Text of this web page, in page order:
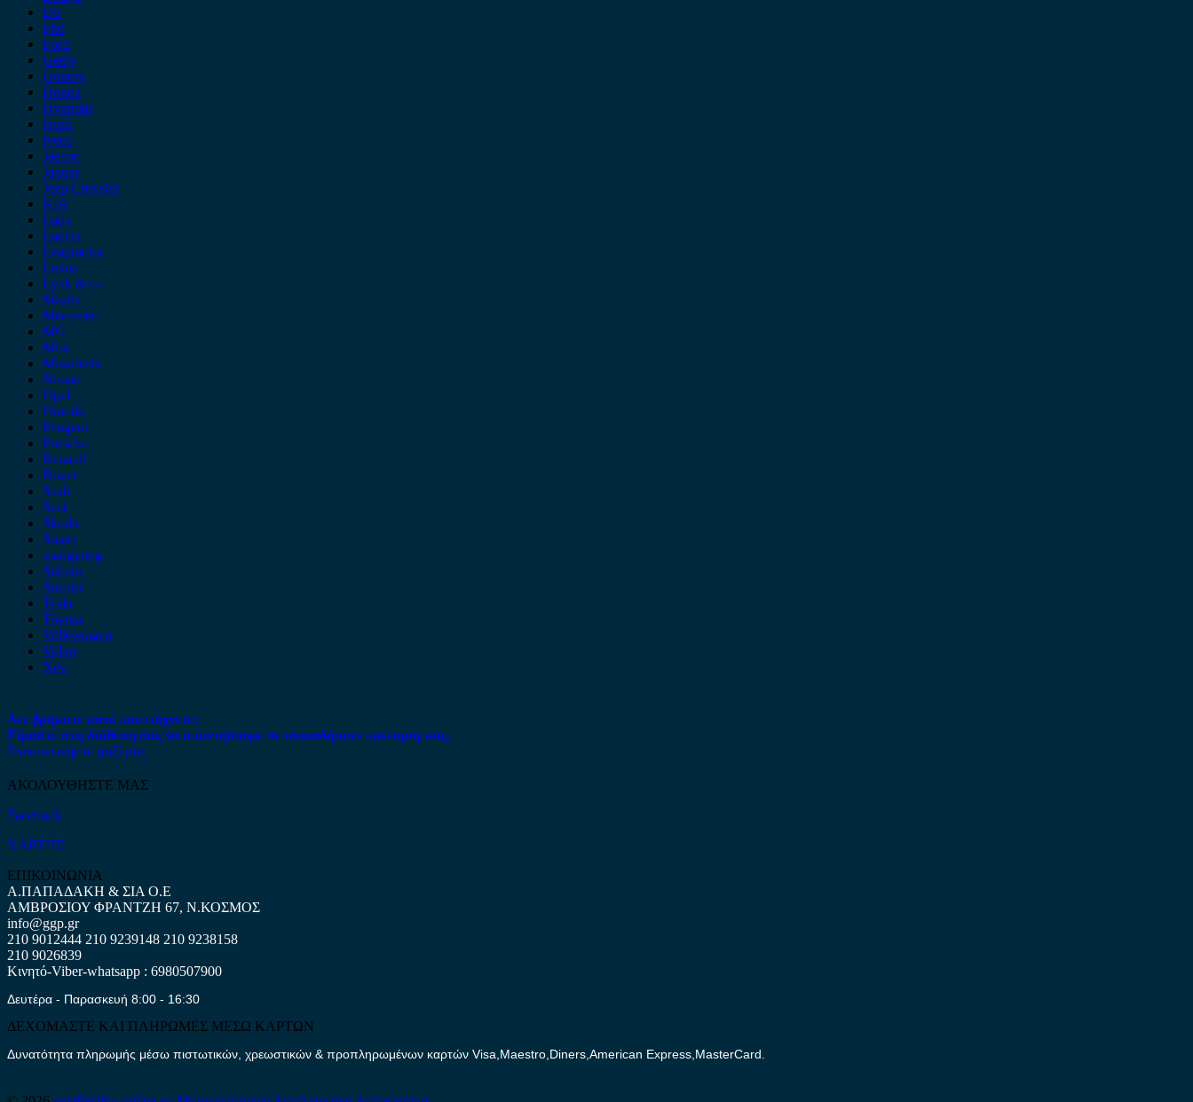
DS
Fiat
Ford
Geely
Gonow
Honda
Hyundai
Isuzu
iveco
Jaecoo
Jaguar
Jeep Chrysler
KIA
Lada
Lancia
Leapmotor
Lexus
Lynk & co
Mazda
Mercedes
MG
Mini
Mitsubishi
Nissan
Opel
Omoda
Peugeot
Porsche
Renault
Rover
Saab
Seat
Skoda
Smart
ssangyong
Subaru
Suzuki
Tesla
Toyota
Volkswagen
Volvo
Xev
Δεν βρήκατε αυτό που ψάχνετε;
Είμαστε στη διάθεση σας να απαντήσουμε σε οποιαδήποτε ερώτηση σας.
Επικοινωνήστε μαζί μας
ΑΚΟΛΟΥΘΗΣΤΕ ΜΑΣ
Facebook
ΧΑΡΤΗΣ
ΕΠΙΚΟΙΝΩΝΙΑ
Α.ΠΑΠΑΔΑΚΗ & ΣΙΑ Ο.Ε
ΑΜΒΡΟΣΙΟΥ ΦΡΑΝΤΖΗ 67, Ν.ΚΟΣΜΟΣ
info@ggp.gr
210 9012444 210 9239148 210 9238158
210 9026839
Κινητό-Viber-whatsapp : 6980507900
Δευτέρα - Παρασκευή 8:00 - 16:30
ΔΕΧΟΜΑΣΤΕ ΚΑΙ ΠΛΗΡΩΜΕΣ ΜΕΣΩ ΚΑΡΤΩΝ
Δυνατότητα πληρωμής μέσω πιστωτικών, χρεωστικών & προπληρωμένων καρτών Visa,Maestro,Diners,American Express,MasterCard.